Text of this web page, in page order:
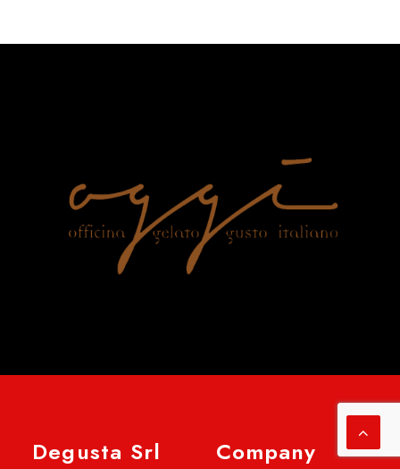
Degusta Srl Company